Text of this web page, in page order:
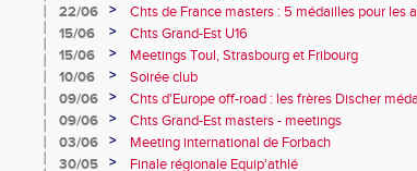
22/06
>
Chts de France masters : 5 médailles pour les
15/06
>
Chts Grand-Est U16
15/06
>
Meetings Toul, Strasbourg et Fribourg
10/06
>
Soirée club
09/06
>
Chts d'Europe off-road : les frères Discher
09/06
>
Chts Grand-Est masters - meetings
03/06
>
Meeting international de Forbach
30/05
>
Finale régionale Equip'athlé